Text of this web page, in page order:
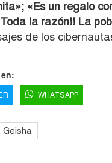
«Es un regalo
la razón!! La
de los
WHATSAPP
Geisha